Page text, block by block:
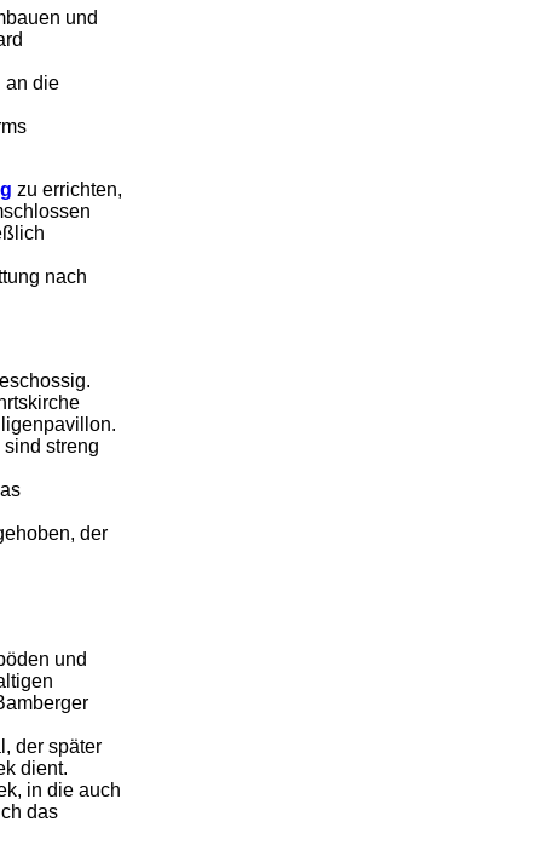
und
an die
zu errichten,
nach
streng
der
und
der später
dient.
in die auch
das